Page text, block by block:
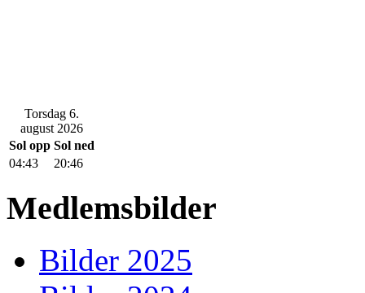
Torsdag 6.
august 2026
Sol opp Sol ned
04:43
20:46
Medlemsbilder
Bilder 2025